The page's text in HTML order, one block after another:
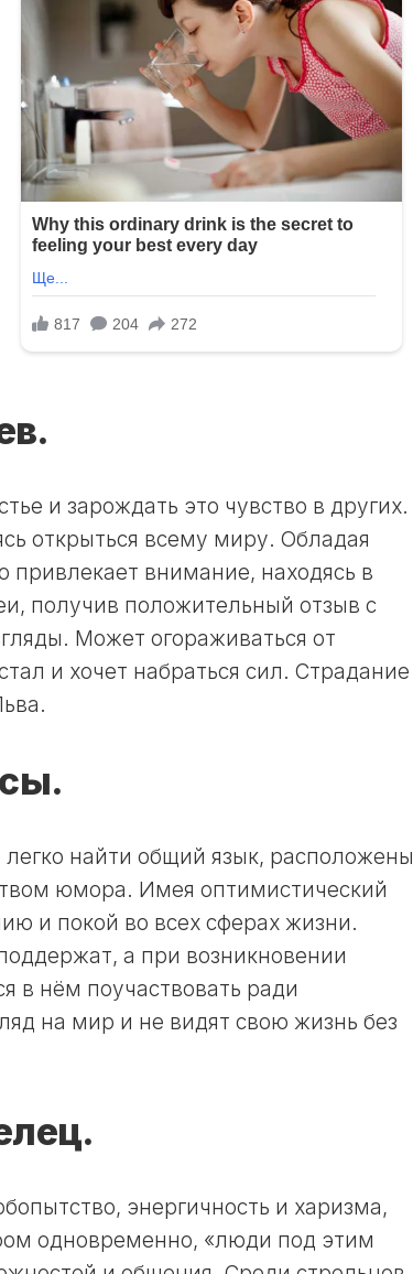
и зарождать это чувство в других.
открыться всему миру. Обладая
внимание, находясь в
получив положительный отзыв с
Может огораживаться от
и хочет набраться сил. Страдание
найти общий язык, расположены
юмора. Имея оптимистический
и покой во всех сферах жизни.
а при возникновении
в нём поучаствовать ради
на мир и не видят свою жизнь без
энергичность и харизма,
одновременно, «люди под этим